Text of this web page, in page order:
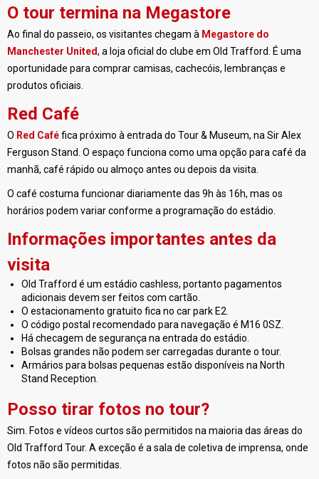
O tour termina na Megastore
Ao final do passeio, os visitantes chegam à Megastore do
Manchester United, a loja oficial do clube em Old Trafford. É uma
oportunidade para comprar camisas, cachecóis, lembranças e
produtos oficiais.
Red Café
O Red Caféfica próximo à entrada do Tour & Museum, na Sir Alex
Ferguson Stand. O espaço funciona como uma opção para café da
manhã, café rápido ou almoço antes ou depois da visita.
O café costuma funcionar diariamente das 9h às 16h, mas os
horários podem variar conforme a programação do estádio.
Informações importantes antes da
visita
Old Trafford é um estádio cashless, portanto pagamentos
adicionais devem ser feitos com cartão.
O estacionamento gratuito fica no car park E2.
O código postal recomendado para navegação é M16 0SZ.
Há checagem de segurança na entrada do estádio.
Bolsas grandes não podem ser carregadas durante o tour.
Armários para bolsas pequenas estão disponíveis na North
Stand Reception.
Posso tirar fotos no tour?
Sim. Fotos e vídeos curtos são permitidos na maioria das áreas do
Old Trafford Tour. A exceção é a sala de coletiva de imprensa, onde
fotos não são permitidas.